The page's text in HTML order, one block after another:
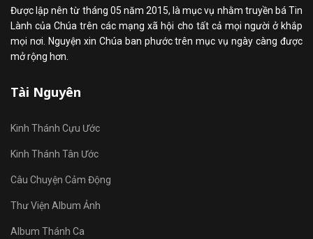
Được lập nên từ tháng 05 năm 2015, là mục vụ nhằm truyền bá Tin
Lành của Chúa trên các mạng xã hội cho tất cả mọi người ở khắp
mọi nơi. Nguyện xin Chúa ban phước trên mục vụ ngày càng được
mở rộng hơn.
Tài Nguyên
Kinh Thánh Cựu Ước
Kinh Thánh Tân Ước
Câu Chuyện Cảm Động
Thư Viện Album Ảnh
Album Thánh Ca